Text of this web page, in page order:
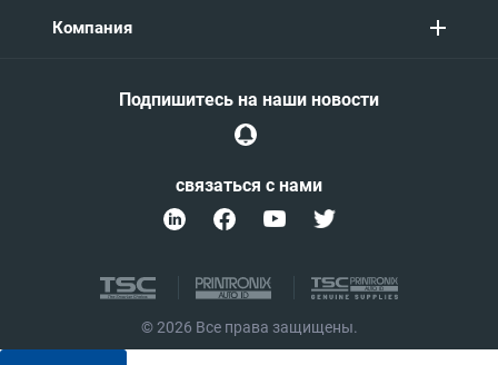
Компания
связаться с нами
Подпишитесь на наши новости
© 2026 Все права защищены.